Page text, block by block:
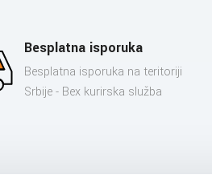
Besplatna isporuka
Besplatna isporuka na teritoriji
Srbije - Bex kurirska služba